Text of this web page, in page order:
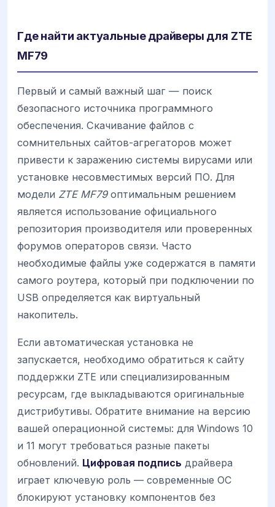
Где найти актуальные драйверы для ZTE
MF79
Первый и самый важный шаг — поиск
безопасного источника программного
обеспечения. Скачивание файлов с
сомнительных сайтов-агрегаторов может
привести к заражению системы вирусами или
установке несовместимых версий ПО. Для
модели ZTE MF79оптимальным решением
является использование официального
репозитория производителя или проверенных
форумов операторов связи. Часто
необходимые файлы уже содержатся в памяти
самого роутера, который при подключении по
USB определяется как виртуальный
накопитель.
Если автоматическая установка не
запускается, необходимо обратиться к сайту
поддержки ZTE или специализированным
ресурсам, где выкладываются оригинальные
дистрибутивы. Обратите внимание на версию
вашей операционной системы: для Windows 10
и 11 могут требоваться разные пакеты
обновлений. Цифровая подпись драйвера
играет ключевую роль — современные ОС
блокируют установку компонентов без